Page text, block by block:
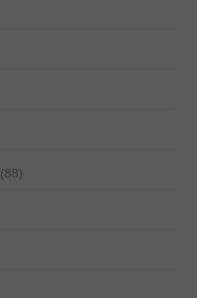
(88)